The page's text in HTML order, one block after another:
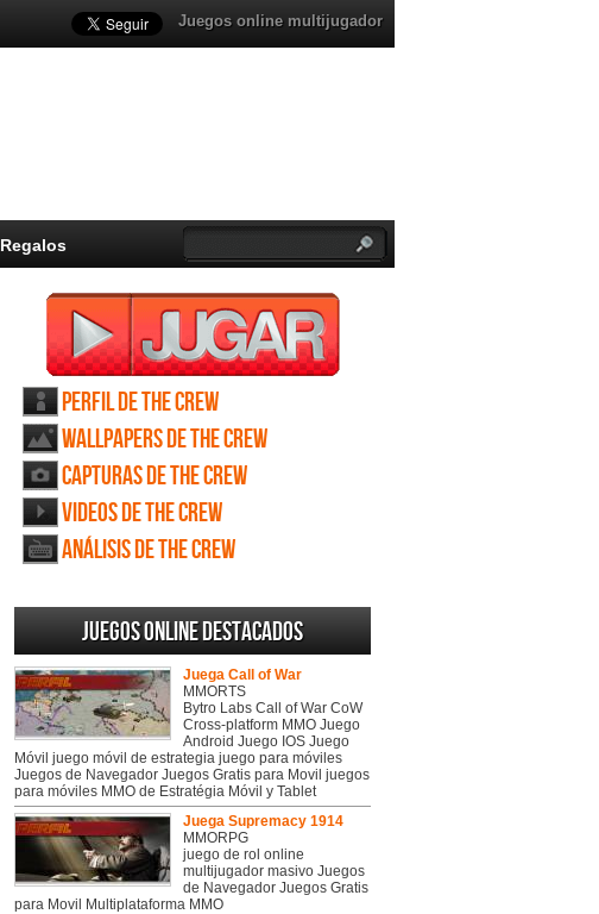
Juegos online multijugador
Regalos
Perfil de The Crew
Wallpapers de The Crew
Capturas de The Crew
Videos de The Crew
Análisis de The Crew
Juegos online destacados
Juega Call of War
MMORTS
Bytro Labs Call of War CoW
Cross-platform MMO Juego
Android Juego IOS Juego
Móvil juego móvil de estrategia juego para móviles
Juegos de Navegador Juegos Gratis para Movil juegos
para móviles MMO de Estratégia Móvil y Tablet
Juega Supremacy 1914
MMORPG
juego de rol online
multijugador masivo Juegos
de Navegador Juegos Gratis
para Movil Multiplataforma MMO